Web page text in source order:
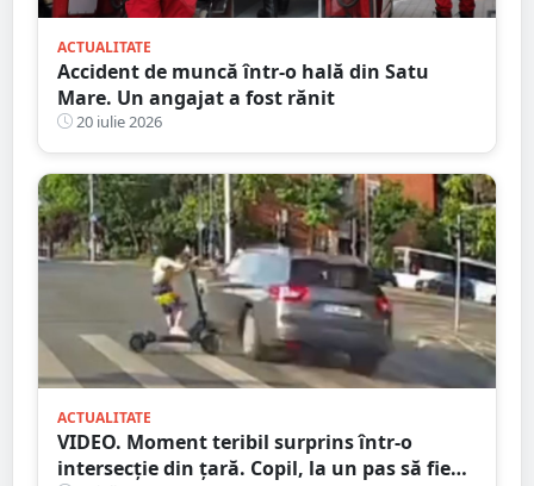
ACTUALITATE
Accident de muncă într-o hală din Satu
Mare. Un angajat a fost rănit
20 iulie 2026
ACTUALITATE
VIDEO. Moment teribil surprins într-o
intersecție din țară. Copil, la un pas să fie